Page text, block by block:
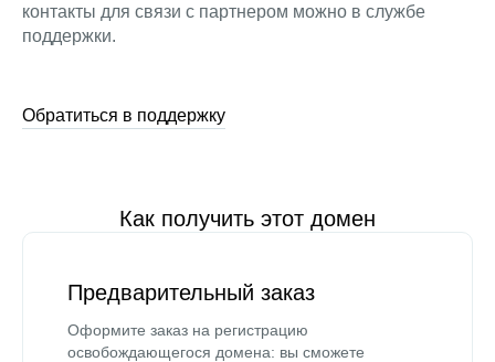
контакты для связи с партнером можно в службе
поддержки.
Обратиться в поддержку
Как получить этот домен
Предварительный заказ
Оформите заказ на регистрацию
освобождающегося домена: вы сможете